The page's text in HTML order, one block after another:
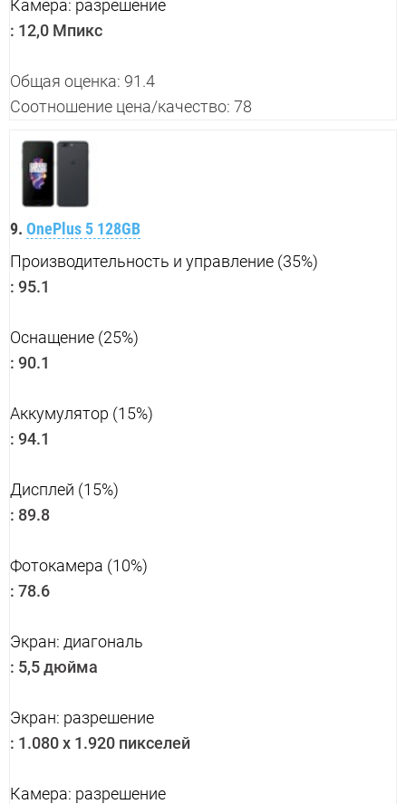
Камера: разрешение
: 12,0 Мпикс
Общая оценка: 91.4
Соотношение цена/качество: 78
9. OnePlus 5 128GB
Производительность и управление (35%)
: 95.1
Оснащение (25%)
: 90.1
Аккумулятор (15%)
: 94.1
Дисплей (15%)
: 89.8
Фотокамера (10%)
: 78.6
Экран: диагональ
: 5,5 дюйма
Экран: разрешение
: 1.080 x 1.920 пикселей
Камера: разрешение